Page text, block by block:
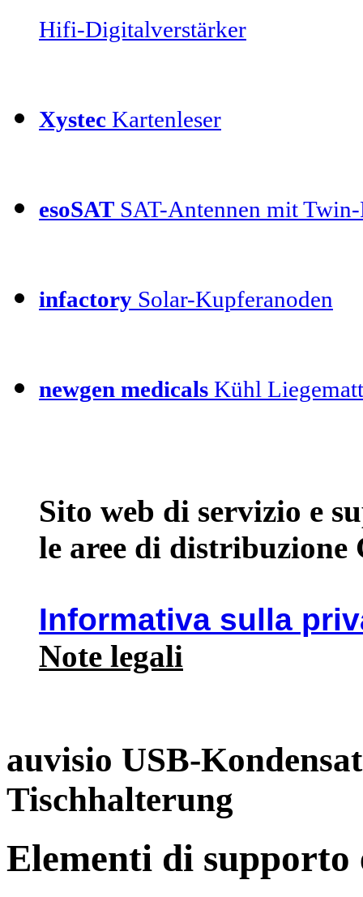
Hifi-Digitalverstärker
Xystec Kartenleser
esoSAT SAT-Antennen mit
infactory Solar-Kupferanoden
newgen medicals Kühl
Sito web di servizio e
le aree di distribuzione
Informativa sulla
Note legali
auvisio USB-
Tischhalterung
Elementi di supporto